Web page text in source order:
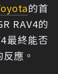
的首
RAV4的
最終能否
應。